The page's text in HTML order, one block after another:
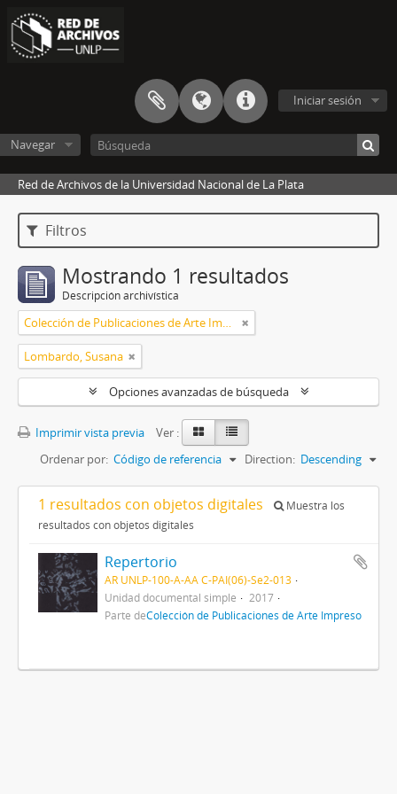
Iniciar sesión
Navegar
Red de Archivos de la Universidad Nacional de La Plata
Filtros
Mostrando 1 resultados
Descripción archivística
Colección de Publicaciones de Arte Impreso
Lombardo, Susana
Opciones avanzadas de búsqueda
Imprimir vista previa
Ver :
Ordenar por: Código de referencia Direction: Descending
1 resultados con objetos digitales
Muestra los
resultados con objetos digitales
Repertorio
AR UNLP-100-A-AA C-PAI(06)-Se2-013
Unidad documental simple
2017
Parte deColección de Publicaciones de Arte Impreso